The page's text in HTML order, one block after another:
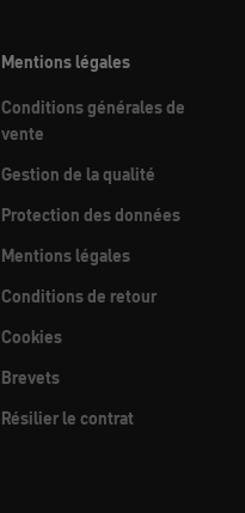
Mentions légales
Conditions générales de
vente
Gestion de la qualité
Protection des données
Mentions légales
Conditions de retour
Cookies
Brevets
Résilier le contrat